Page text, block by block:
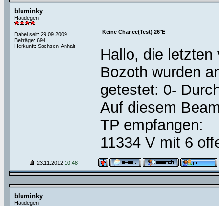
bluminky
Haudegen
Dabei seit: 29.09.2009
Beiträge: 694
Herkunft: Sachsen-Anhalt
Keine Chance(Test) 26°E
Hallo, die letzten
Bozoth wurden
getestet: 0-
Auf diesem
TP empfangen:
11334 V mit 6
23.11.2012 10:48
bluminky
Haudegen